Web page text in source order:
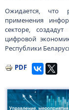
Ожидается, что
применения
секторе,
цифровой
Республики
PDF